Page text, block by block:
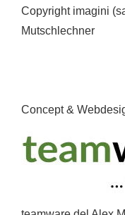
Copyright imagini
Mutschlechner
Concept &